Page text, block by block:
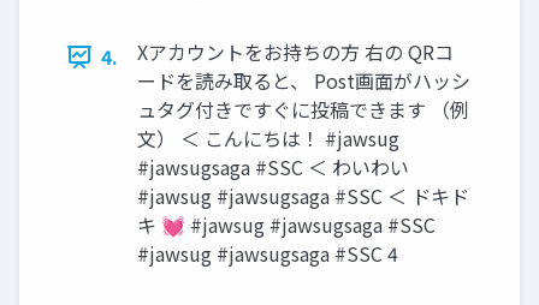
4.
Xアカウントをお持ちの方 右の QRコ
ードを読み取ると、 Post画面がハッシ
ュタグ付きですぐに投稿できます （例
文） ＜ こんにちは！ #jawsug
#jawsugsaga #SSC ＜ わいわい
#jawsug #jawsugsaga #SSC ＜ ドキド
キ 💓 #jawsug #jawsugsaga #SSC
#jawsug #jawsugsaga #SSC 4